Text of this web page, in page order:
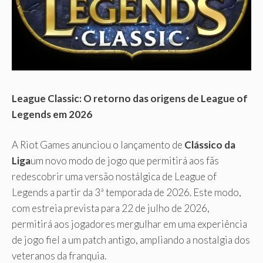
League Classic: O retorno das origens de League of
Legends em 2026
A Riot Games anunciou o lançamento de Clássico da
Ligaum novo modo de jogo que permitirá aos fãs
redescobrir uma versão nostálgica de League of
Legends a partir da 3ª temporada de 2026. Este modo,
com estreia prevista para 22 de julho de 2026,
permitirá aos jogadores mergulhar em uma experiência
de jogo fiel a um patch antigo, ampliando a nostalgia dos
veteranos da franquia.